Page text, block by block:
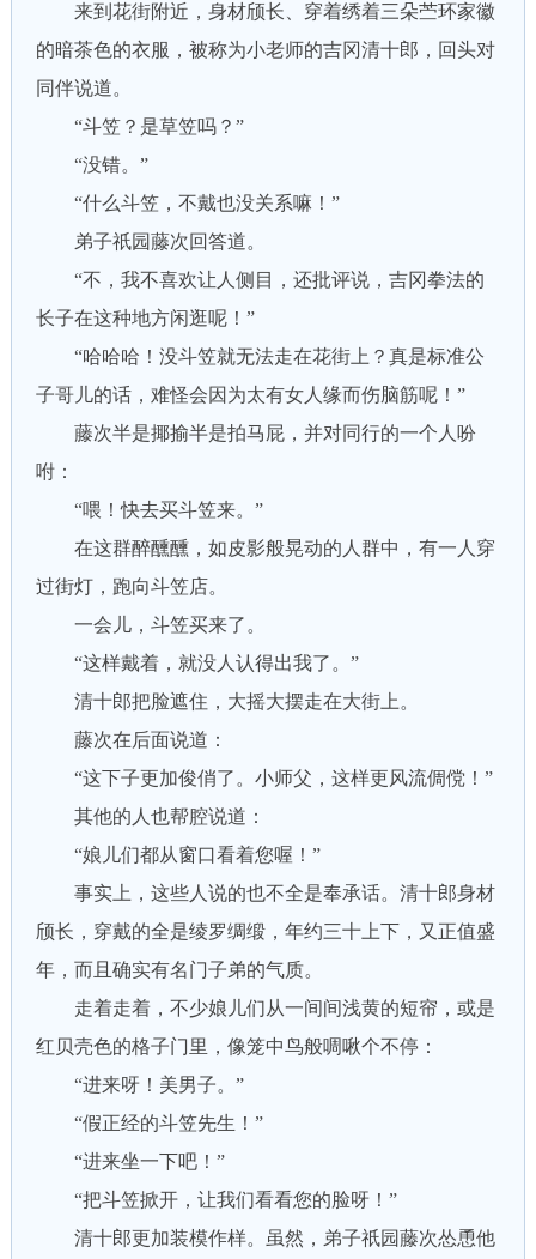
来到花街附近，身材颀长、穿着绣着三朵苎环家徽
的暗茶色的衣服，被称为小老师的吉冈清十郎，回头对
同伴说道。
“斗笠？是草笠吗？”
“没错。”
“什么斗笠，不戴也没关系嘛！”
弟子祇园藤次回答道。
“不，我不喜欢让人侧目，还批评说，吉冈拳法的
长子在这种地方闲逛呢！”
“哈哈哈！没斗笠就无法走在花街上？真是标准公
子哥儿的话，难怪会因为太有女人缘而伤脑筋呢！”
藤次半是揶揄半是拍马屁，并对同行的一个人吩
咐：
“喂！快去买斗笠来。”
在这群醉醺醺，如皮影般晃动的人群中，有一人穿
过街灯，跑向斗笠店。
一会儿，斗笠买来了。
“这样戴着，就没人认得出我了。”
清十郎把脸遮住，大摇大摆走在大街上。
藤次在后面说道：
“这下子更加俊俏了。小师父，这样更风流倜傥！”
其他的人也帮腔说道：
“娘儿们都从窗口看着您喔！”
事实上，这些人说的也不全是奉承话。清十郎身材
颀长，穿戴的全是绫罗绸缎，年约三十上下，又正值盛
年，而且确实有名门子弟的气质。
走着走着，不少娘儿们从一间间浅黄的短帘，或是
红贝壳色的格子门里，像笼中鸟般啁啾个不停：
“进来呀！美男子。”
“假正经的斗笠先生！”
“进来坐一下吧！”
“把斗笠掀开，让我们看看您的脸呀！”
清十郎更加装模作样。虽然，弟子祇园藤次怂恿他